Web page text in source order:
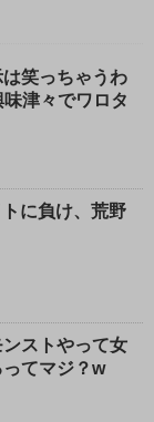
は笑っちゃうわ
津々でワロタ
に負け、荒野
ストやって女
てマジ？w